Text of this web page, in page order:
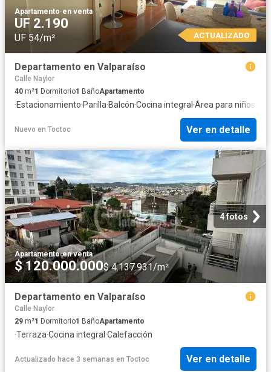
Apartamento·en venta
UF 2.190
UF 54/m² ACTUALIZADO
Departamento en Valparaíso
Calle Naylor
40 m²1 Dormitorio1 BañoApartamento
·Estacionamiento·Parilla·Balcón·Cocina integral ·Área para niños
Nuevo en Toctoc Ver en detalle
4 fotos
Apartamento·en venta
$ 120.000.000$ 4.137.931/m²
Departamento en Valparaíso
Calle Naylor
29 m²1 Dormitorio1 BañoApartamento
·Terraza·Cocina integral ·Calefacción
Actualizado hace 3 semanas en Toctoc Ver en detalle